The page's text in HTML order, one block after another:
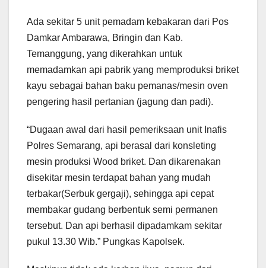
Ada sekitar 5 unit pemadam kebakaran dari Pos
Damkar Ambarawa, Bringin dan Kab.
Temanggung, yang dikerahkan untuk
memadamkan api pabrik yang memproduksi briket
kayu sebagai bahan baku pemanas/mesin oven
pengering hasil pertanian (jagung dan padi).
“Dugaan awal dari hasil pemeriksaan unit Inafis
Polres Semarang, api berasal dari konsleting
mesin produksi Wood briket. Dan dikarenakan
disekitar mesin terdapat bahan yang mudah
terbakar(Serbuk gergaji), sehingga api cepat
membakar gudang berbentuk semi permanen
tersebut. Dan api berhasil dipadamkam sekitar
pukul 13.30 Wib.” Pungkas Kapolsek.